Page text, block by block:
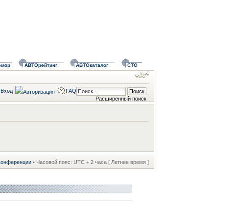
АВТОрейтинг АВТОкаталог СТО
Расширенный поиск
Вход FAQ
• Часовой пояс: UTC + 2 часа [ Летнее время ]